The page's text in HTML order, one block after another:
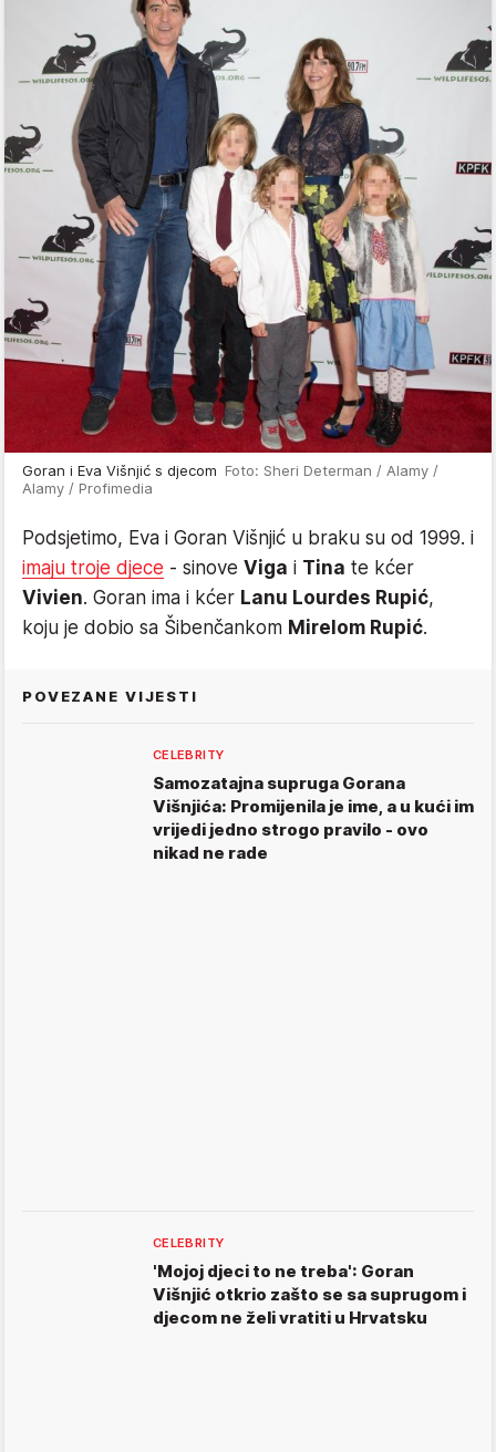
Goran i Eva Višnjić s djecom Foto: Sheri Determan / Alamy /
Alamy / Profimedia
Podsjetimo, Eva i Goran Višnjić u braku su od 1999. i
imaju troje djece - sinove Viga i Tina te kćer
Vivien. Goran ima i kćer Lanu Lourdes Rupić,
koju je dobio sa Šibenčankom Mirelom Rupić.
POVEZANE VIJESTI
CELEBRITY
Samozatajna supruga Gorana
Višnjića: Promijenila je ime, a u kući im
vrijedi jedno strogo pravilo - ovo
nikad ne rade
CELEBRITY
'Mojoj djeci to ne treba': Goran
Višnjić otkrio zašto se sa suprugom i
djecom ne želi vratiti u Hrvatsku